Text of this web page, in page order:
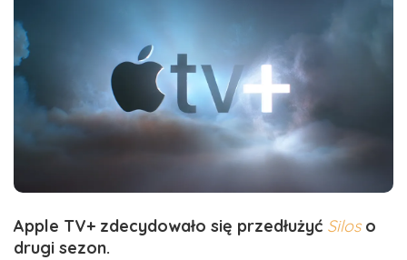
Apple TV+ zdecydowało się przedłużyć Siloso
drugi sezon.